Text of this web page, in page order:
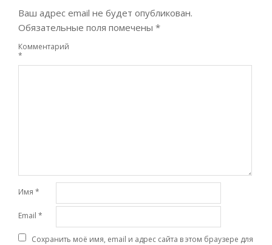
Ваш адрес email не будет опубликован.
Обязательные поля помечены *
Комментарий
*
Имя *
Email *
Сохранить моё имя, email и адрес сайта в этом браузере для